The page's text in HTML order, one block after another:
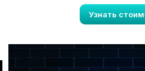
Узнать